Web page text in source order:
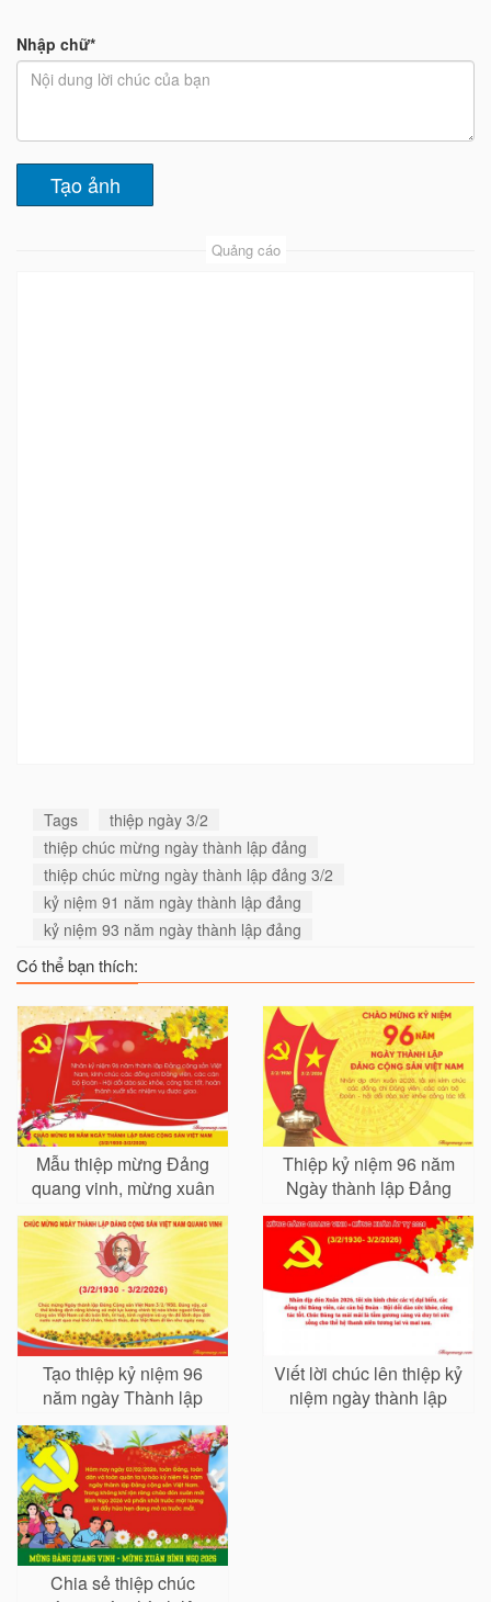
Nhập chữ*
Quảng cáo
Tags
thiệp ngày 3/2
thiệp chúc mừng ngày thành lập đảng
thiệp chúc mừng ngày thành lập đảng 3/2
kỷ niệm 91 năm ngày thành lập đảng
kỷ niệm 93 năm ngày thành lập đảng
Có thể bạn thích:
Mẫu thiệp mừng Đảng
quang vinh, mừng xuân
Bính Ngọ 2026
Thiệp kỷ niệm 96 năm
Ngày thành lập Đảng
Cộng sản Việt Nam
Tạo thiệp kỷ niệm 96
năm ngày Thành lập
Đảng 3/2
Viết lời chúc lên thiệp kỷ
niệm ngày thành lập
Chia sẻ thiệp chúc